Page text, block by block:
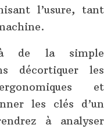
l’usure, tant
de la simple
décortiquer les
et
les clés d’un
à analyser